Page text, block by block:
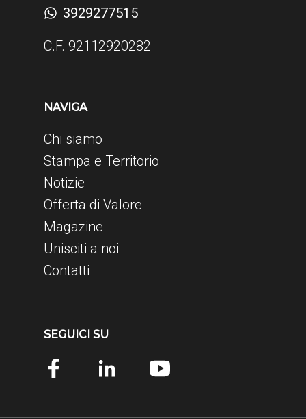
3929277515
C.F. 92112920282
NAVIGA
Chi siamo
Stampa e Territorio
Notizie
Offerta di Valore
Magazine
Unisciti a noi
Contatti
SEGUICI SU